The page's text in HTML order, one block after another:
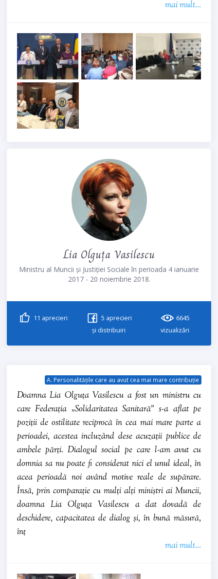
mai mult...
Lia Olguța Vasilescu
Ministru al Muncii și Justiției Sociale în perioada 4 ianuarie
2017 - 20 noiembrie 2018.
11 aprecieri 5 aprecieri
și distribuiri
6645
vizualizări
A. Personalitățile care au avut cea mai mare contribuție
Doamna Lia Olguța Vasilescu a fost un ministru cu
care Federația „Solidaritatea Sanitară” s-a aflat pe
poziții de ostilitate reciprocă în cea mai mare parte a
perioadei, acestea incluzând dese acuzații publice de
ambele părți. Dialogul social pe care l-am avut cu
domnia sa nu poate fi considerat nici el unul ideal, în
acea perioadă noi având motive reale de supărare.
Însă, prin comparație cu mulți alți miniștri ai Muncii,
doamna Lia Olguța Vasilescu a dat dovadă de
deschidere, capacitatea de dialog și, în bună măsură,
înț
mai mult...